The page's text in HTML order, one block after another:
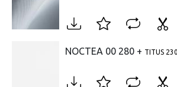
NOCTEA 00 280 + TITUS